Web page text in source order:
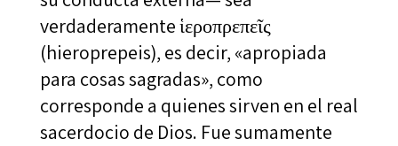
verdaderamente ἱεροπρεπεῖς
(hieroprepeis), es decir, «apropiada
para cosas sagradas», como
corresponde a quienes sirven en el real
sacerdocio de Dios. Fue sumamente